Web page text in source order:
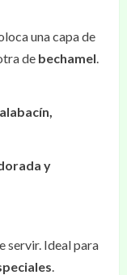
una capa de
de bechamel.
y
servir. Ideal para
.